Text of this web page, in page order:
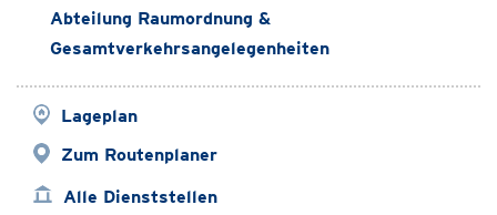
Abteilung Raumordnung &
Gesamtverkehrsangelegenheiten
Lageplan
Zum Routenplaner
Alle Dienststellen